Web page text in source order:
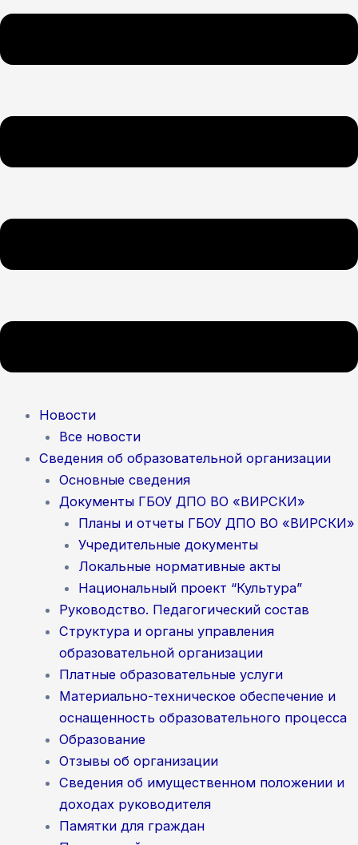
Новости
Все новости
Сведения об образовательной организации
Основные сведения
Документы ГБОУ ДПО ВО «ВИРСКИ»
Планы и отчеты ГБОУ ДПО ВО «ВИРСКИ»
Учредительные документы
Локальные нормативные акты
Национальный проект “Культура”
Руководство. Педагогический состав
Структура и органы управления
образовательной организации
Платные образовательные услуги
Материально-техническое обеспечение и
оснащенность образовательного процесса
Образование
Отзывы об организации
Сведения об имущественном положении и
доходах руководителя
Памятки для граждан